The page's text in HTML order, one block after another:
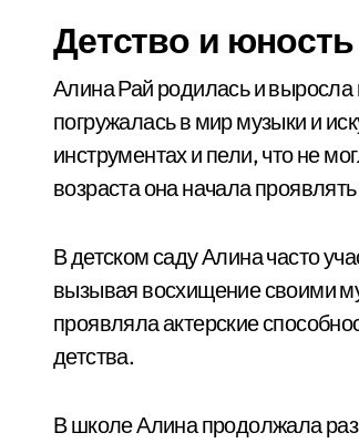
Детство и
Алина Рай родилась и выросла
погружалась в мир музыки и
инструментах и пели, что не
возраста она начала
В детском саду Алина часто
вызывая восхищение своими
проявляла актерские
детства.
В школе Алина продолжала